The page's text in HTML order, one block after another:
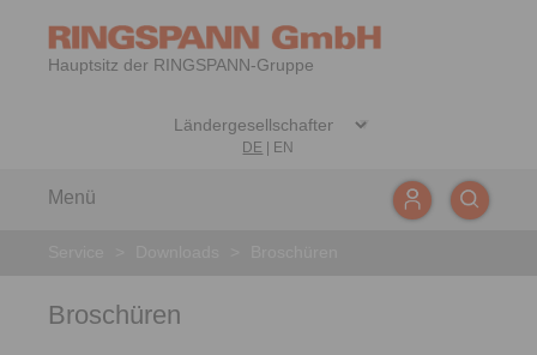
Hauptsitz der RINGSPANN-Gruppe
DE EN
Menü
Broschüren